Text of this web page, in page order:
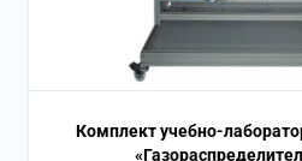
Комплект учебно-